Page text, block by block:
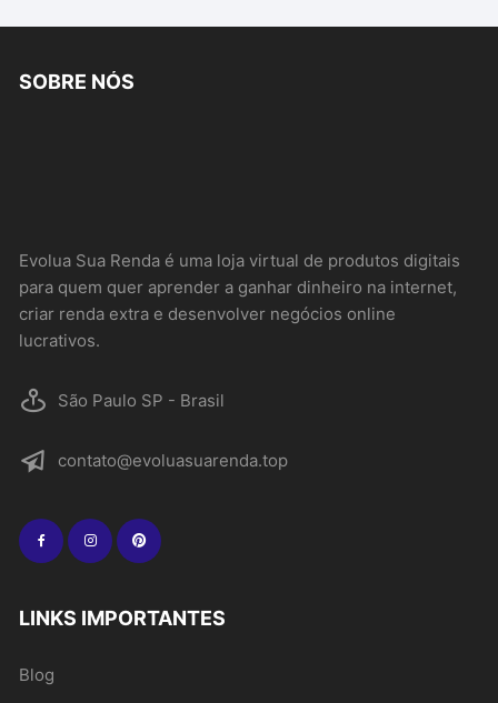
SOBRE NÓS
Evolua Sua Renda é uma loja virtual de produtos digitais
para quem quer aprender a ganhar dinheiro na internet,
criar renda extra e desenvolver negócios online
lucrativos.
São Paulo SP - Brasil
contato@evoluasuarenda.top
LINKS IMPORTANTES
Blog